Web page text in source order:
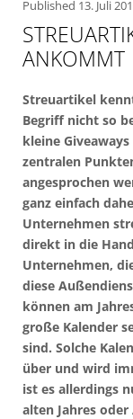
Published 13. Juli
ANKOMMT
Streuartikel
Begriff nicht so
kleine
zentralen
angesprochen
ganz einfach
Unternehmen
direkt in die
Unternehmen,
diese
können am
große Kalender
sind. Solche
über und wird
ist es allerdings
alten Jahres